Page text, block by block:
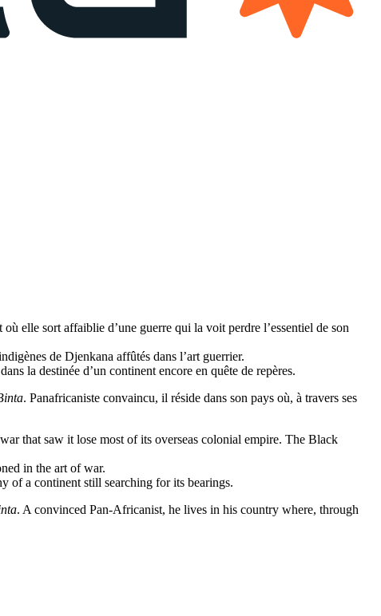
elle sort affaiblie d’une guerre qui la voit perdre l’essentiel de son
de Djenkana affûtés dans l’art guerrier.
la destinée d’un continent encore en quête de repères.
. Panafricaniste convaincu, il réside dans son pays où, à travers ses
that saw it lose most of its overseas colonial empire. The Black
in the art of war.
of a continent still searching for its bearings.
. A convinced Pan-Africanist, he lives in his country where, through